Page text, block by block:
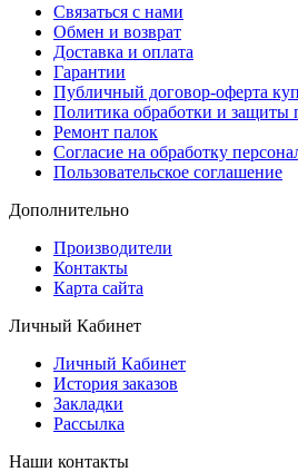
Связаться с нами
Обмен и возврат
Доставка и оплата
Гарантии
Публичный договор-оферта
Политика обработки и защиты
Ремонт палок
Согласие на обработку
Пользовательское соглашение
Дополнительно
Производители
Контакты
Карта сайта
Личный Кабинет
Личный Кабинет
История заказов
Закладки
Рассылка
Наши контакты